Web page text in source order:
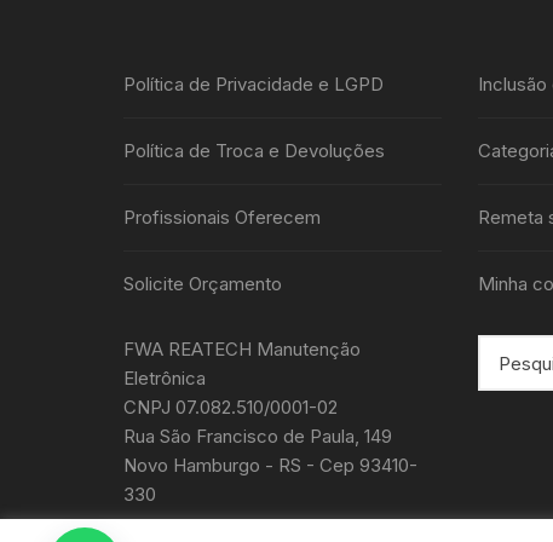
Política de Privacidade e LGPD
Política de Troca e Devoluções
Profissionais Oferecem
Solicite Orçamento
FWA REATECH Manutenção
Eletrônica
CNPJ 07.082.510/0001-02
Rua São Francisco de Paula, 149
Novo Hamburgo - RS - Cep 93410-
330
Remeta
Minha